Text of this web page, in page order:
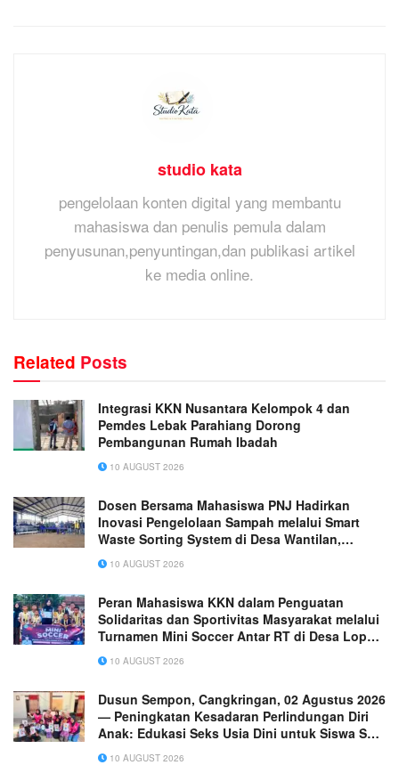
studio kata
pengelolaan konten digital yang membantu
mahasiswa dan penulis pemula dalam
penyusunan,penyuntingan,dan publikasi artikel
ke media online.
Related Posts
Integrasi KKN Nusantara Kelompok 4 dan
Pemdes Lebak Parahiang Dorong
Pembangunan Rumah Ibadah
10 AUGUST 2026
Dosen Bersama Mahasiswa PNJ Hadirkan
Inovasi Pengelolaan Sampah melalui Smart
Waste Sorting System di Desa Wantilan,
Subang
10 AUGUST 2026
Peran Mahasiswa KKN dalam Penguatan
Solidaritas dan Sportivitas Masyarakat melalui
Turnamen Mini Soccer Antar RT di Desa Lopak
Aur10 AUGUST 2026
Dusun Sempon, Cangkringan, 02 Agustus 2026
— Peningkatan Kesadaran Perlindungan Diri
Anak: Edukasi Seks Usia Dini untuk Siswa SD
di Dusun Sempon
10 AUGUST 2026